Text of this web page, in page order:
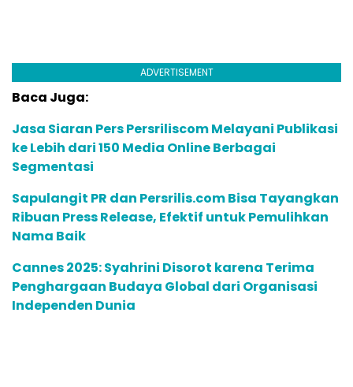
ADVERTISEMENT
Baca Juga:
Jasa Siaran Pers Persriliscom Melayani Publikasi
ke Lebih dari 150 Media Online Berbagai
Segmentasi
Sapulangit PR dan Persrilis.com Bisa Tayangkan
Ribuan Press Release, Efektif untuk Pemulihkan
Nama Baik
Cannes 2025: Syahrini Disorot karena Terima
Penghargaan Budaya Global dari Organisasi
Independen Dunia